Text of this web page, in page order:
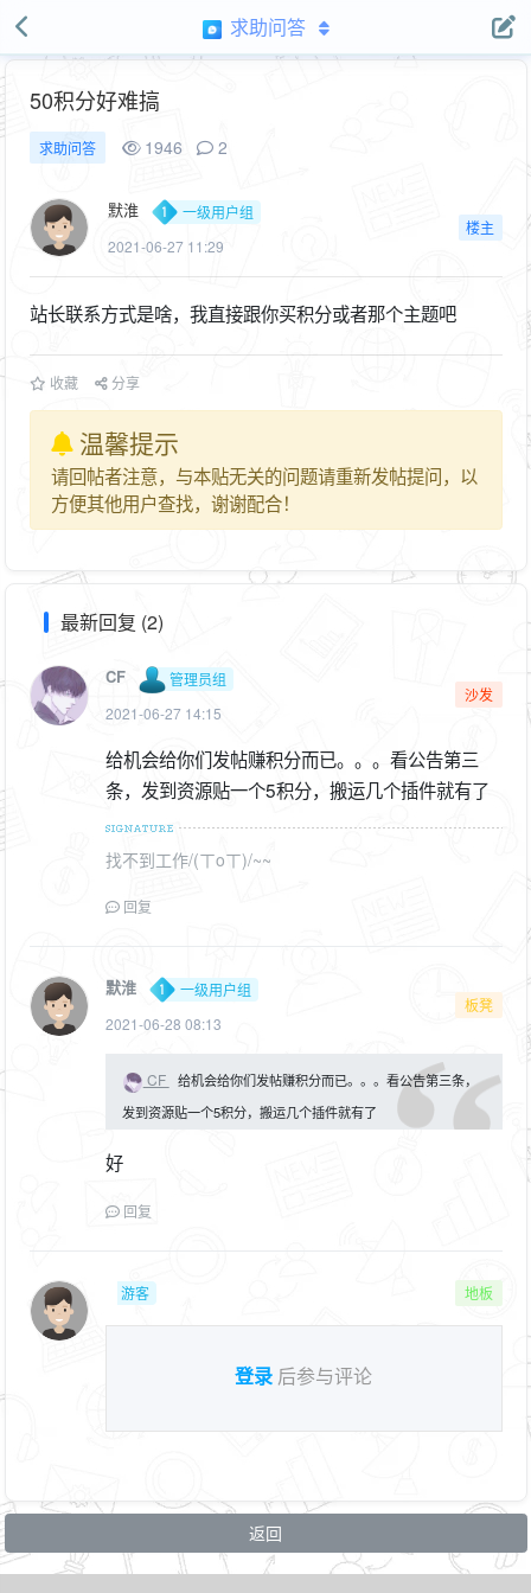
求助问答
50积分好难搞
求助问答 1946 2
默淮
一级用户组
2021-06-27 11:29
楼主
站长联系方式是啥，我直接跟你买积分或者那个主题吧
收藏 分享
温馨提示
请回帖者注意，与本贴无关的问题请重新发帖提问，以
方便其他用户查找，谢谢配合！
最新回复 (2)
CF
管理员组
2021-06-27 14:15
沙发
给机会给你们发帖赚积分而已。。。看公告第三
条，发到资源贴一个5积分，搬运几个插件就有了
找不到工作/(ㄒoㄒ)/~~
回复
默淮
一级用户组
2021-06-28 08:13
板凳
CF
给机会给你们发帖赚积分而已。。。看公告第三条，
发到资源贴一个5积分，搬运几个插件就有了
好
回复
游客 地板
登录 后参与评论
返回